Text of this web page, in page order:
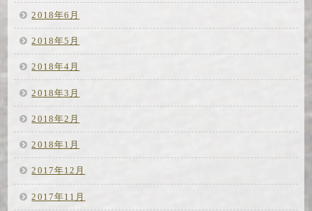
2018年6月
2018年5月
2018年4月
2018年3月
2018年2月
2018年1月
2017年12月
2017年11月